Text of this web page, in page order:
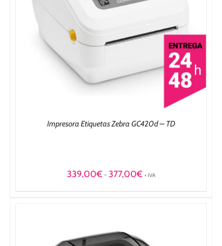
Impresora Etiquetas Zebra GC420d – TD
339,00€ - 377,00€Rango
+ IVA